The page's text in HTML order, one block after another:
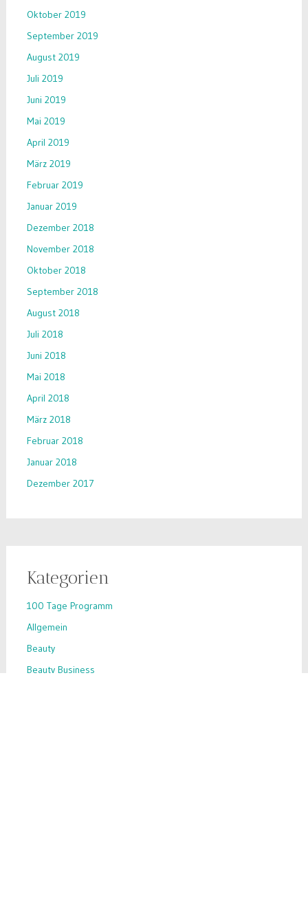
Oktober 2019
September 2019
August 2019
Juli 2019
Juni 2019
Mai 2019
April 2019
März 2019
Februar 2019
Januar 2019
Dezember 2018
November 2018
Oktober 2018
September 2018
August 2018
Juli 2018
Juni 2018
Mai 2018
April 2018
März 2018
Februar 2018
Januar 2018
Dezember 2017
Kategorien
100 Tage Programm
Allgemein
Beauty
Beauty Business